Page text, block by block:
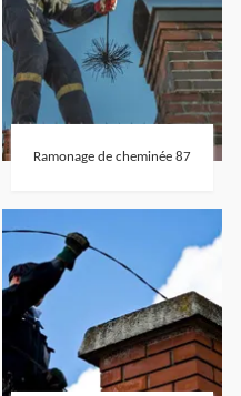
Ramonage de cheminée 87